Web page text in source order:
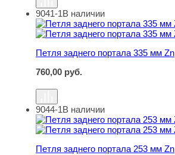
Петля заднего портала 335 мм Zn
9041-1В наличии
Петля заднего портала 335 мм Zn
760,00 руб.
Петля заднего портала 253 мм Zn
9044-1В наличии
Петля заднего портала 253 мм Zn